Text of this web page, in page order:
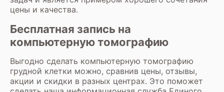
цены и качества.
Бесплатная запись на
компьютерную томографию
Выгодно сделать компьютерную томографию
грудной клетки можно, сравнив цены, отзывы,
акции и скидки в разных центрах. Это поможет